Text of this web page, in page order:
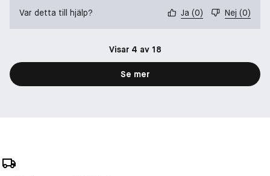
Var detta till hjälp? Ja (0) Nej (0)
Visar 4 av 18
Se mer